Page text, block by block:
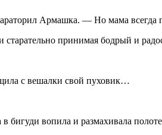
Армашка. — Но мама всегда
принимая бодрый и
с вешалки свой пуховик…
бигуди вопила и размахивала